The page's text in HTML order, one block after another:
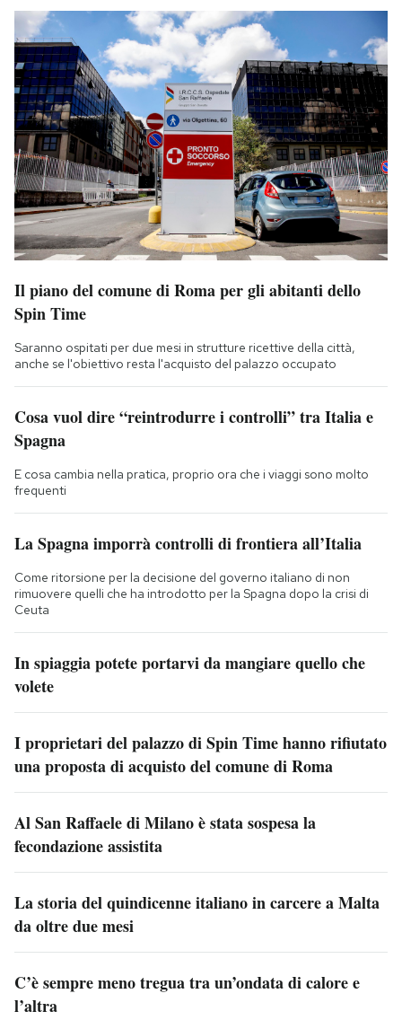
Il piano del comune di Roma per gli abitanti dello
Spin Time
Saranno ospitati per due mesi in strutture ricettive della città,
anche se l'obiettivo resta l'acquisto del palazzo occupato
Cosa vuol dire “reintrodurre i controlli” tra Italia e
Spagna
E cosa cambia nella pratica, proprio ora che i viaggi sono molto
frequenti
La Spagna imporrà controlli di frontiera all’Italia
Come ritorsione per la decisione del governo italiano di non
rimuovere quelli che ha introdotto per la Spagna dopo la crisi di
Ceuta
In spiaggia potete portarvi da mangiare quello che
volete
I proprietari del palazzo di Spin Time hanno rifiutato
una proposta di acquisto del comune di Roma
Al San Raffaele di Milano è stata sospesa la
fecondazione assistita
La storia del quindicenne italiano in carcere a Malta
da oltre due mesi
C’è sempre meno tregua tra un’ondata di calore e
l’altra